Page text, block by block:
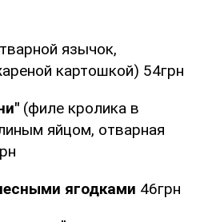
язычок,
картошкой) 54грн
(филе кролика в
яйцом, отварная
ягодками 46грн